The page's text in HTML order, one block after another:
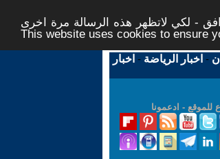
- لكي لاتظهر هذه الرسالة مرة اخرى -
This website uses cookies to ensure
- اخبار الرياضة - اخبار
للموقع - ادعمونا